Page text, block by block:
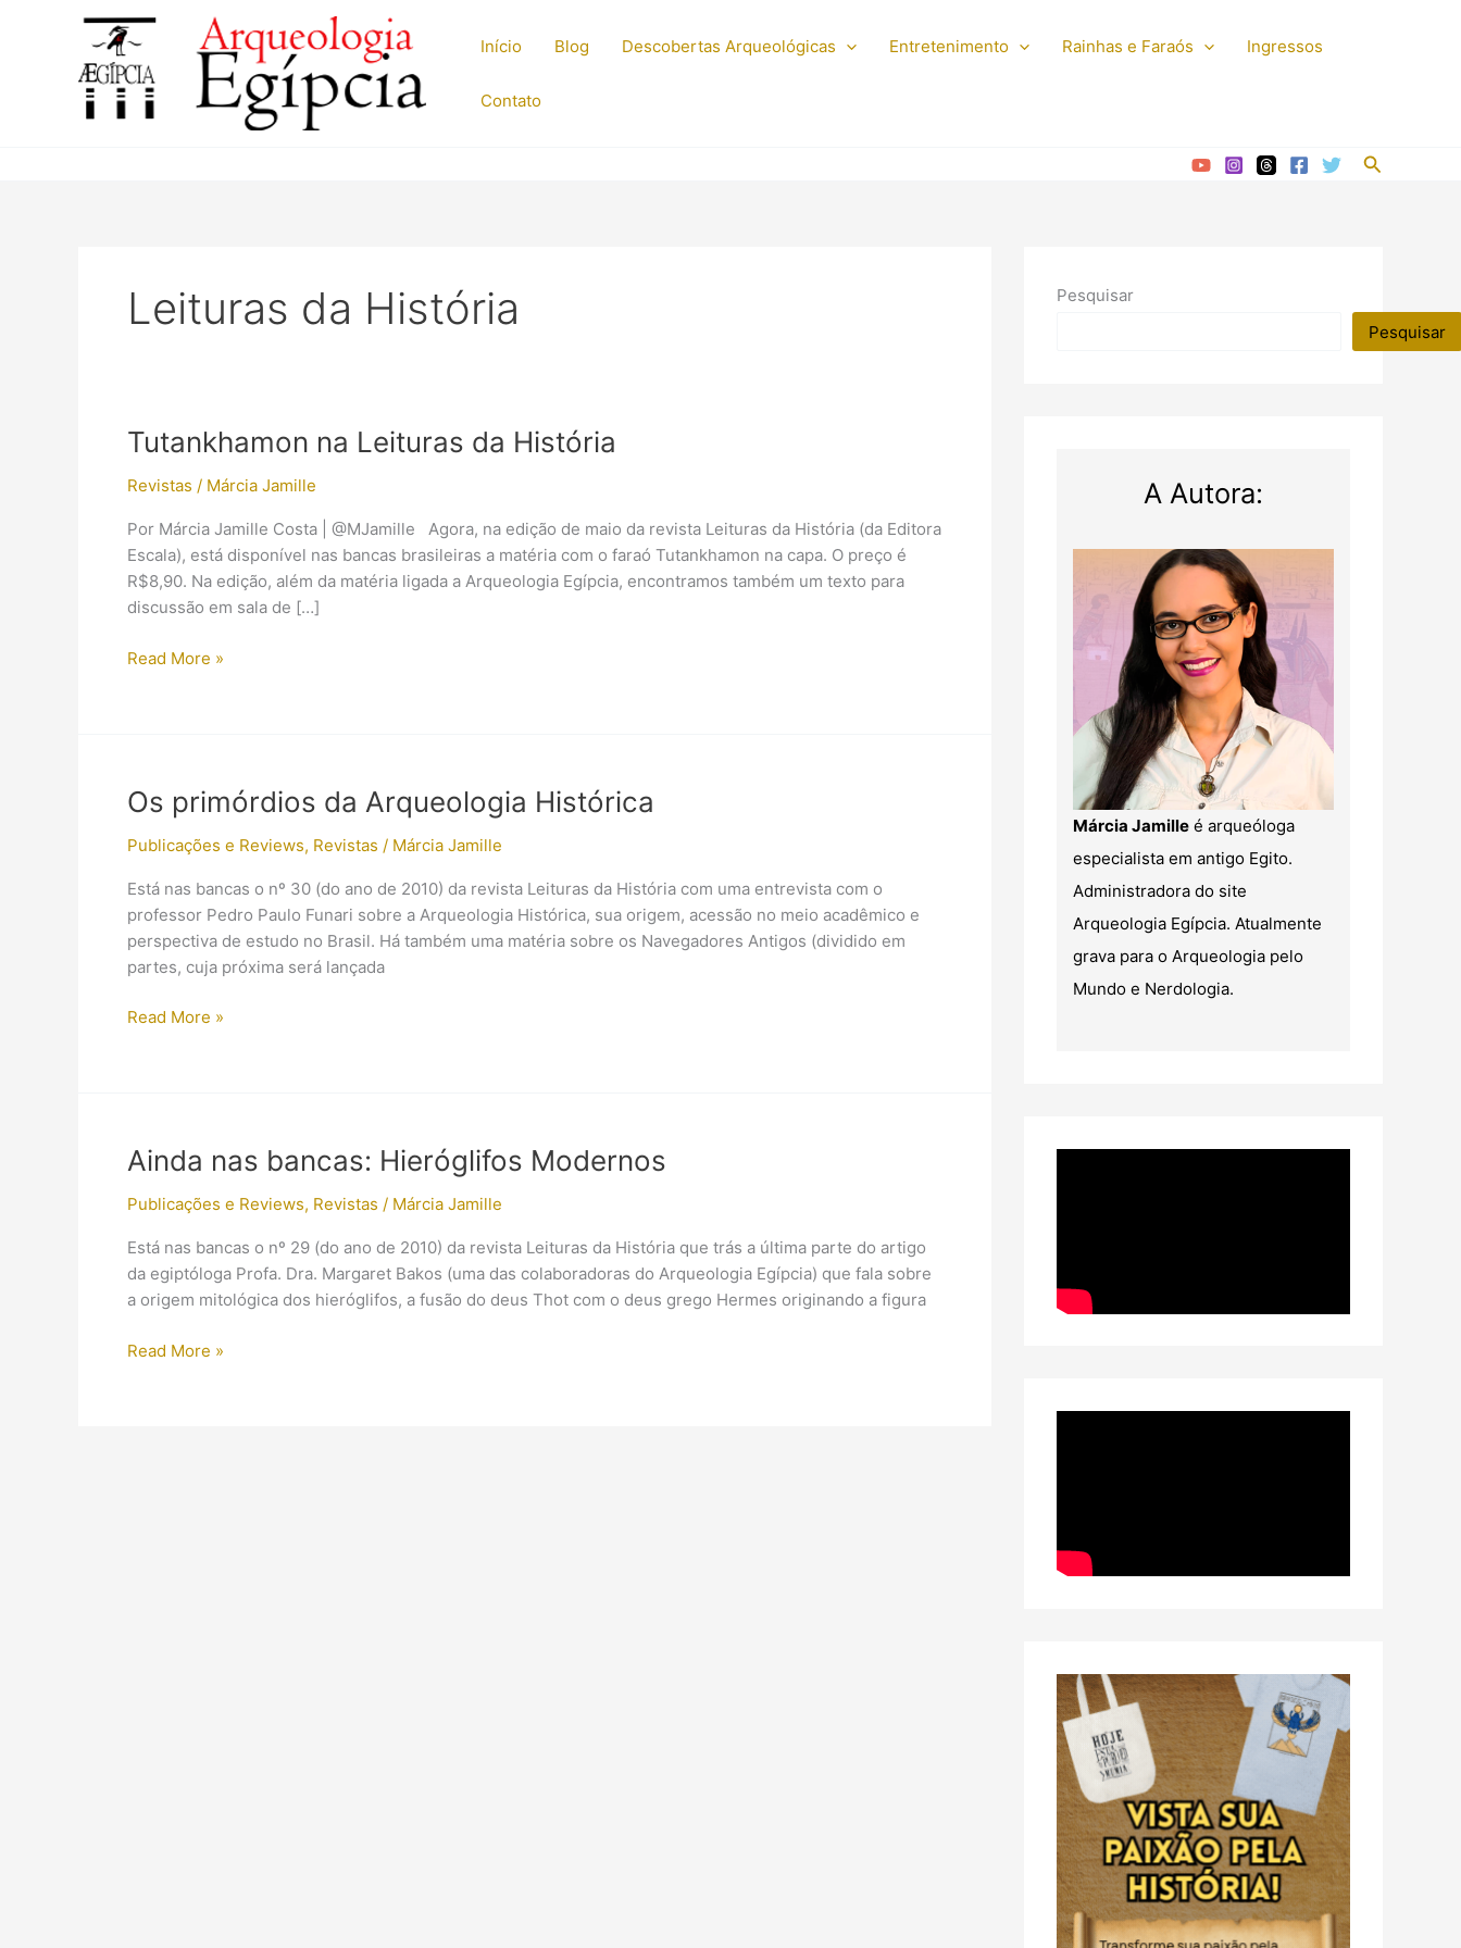
Início Blog Descobertas Arqueológicas Entretenimento Rainhas e Faraós Ingressos
Contato
Pesquisar
Leituras da História
Tutankhamon na Leituras da História
Revistas / Márcia Jamille
Por Márcia Jamille Costa | @MJamille Agora, na edição de maio da revista Leituras da História (da Editora
Escala), está disponível nas bancas brasileiras a matéria com o faraó Tutankhamon na capa. O preço é
R$8,90. Na edição, além da matéria ligada a Arqueologia Egípcia, encontramos também um texto para
discussão em sala de […]
Tutankhamon
Read More »
Os primórdios da Arqueologia Histórica
Publicações e Reviews, Revistas / Márcia Jamille
Está nas bancas o nº 30 (do ano de 2010) da revista Leituras da História com uma entrevista com o
professor Pedro Paulo Funari sobre a Arqueologia Histórica, sua origem, acessão no meio acadêmico e
perspectiva de estudo no Brasil. Há também uma matéria sobre os Navegadores Antigos (dividido em
partes, cuja próxima será lançada
Os
Read More »
Ainda nas bancas: Hieróglifos Modernos
Publicações e Reviews, Revistas / Márcia Jamille
Está nas bancas o nº 29 (do ano de 2010) da revista Leituras da História que trás a última parte do artigo
da egiptóloga Profa. Dra. Margaret Bakos (uma das colaboradoras do Arqueologia Egípcia) que fala sobre
a origem mitológica dos hieróglifos, a fusão do deus Thot com o deus grego Hermes originando a figura
Ainda
Read More »
Pesquisar
Pesquisar
A Autora:
Márcia Jamille é arqueóloga
especialista em antigo Egito.
Administradora do site
Arqueologia Egípcia. Atualmente
grava para o Arqueologia pelo
Mundo e Nerdologia.